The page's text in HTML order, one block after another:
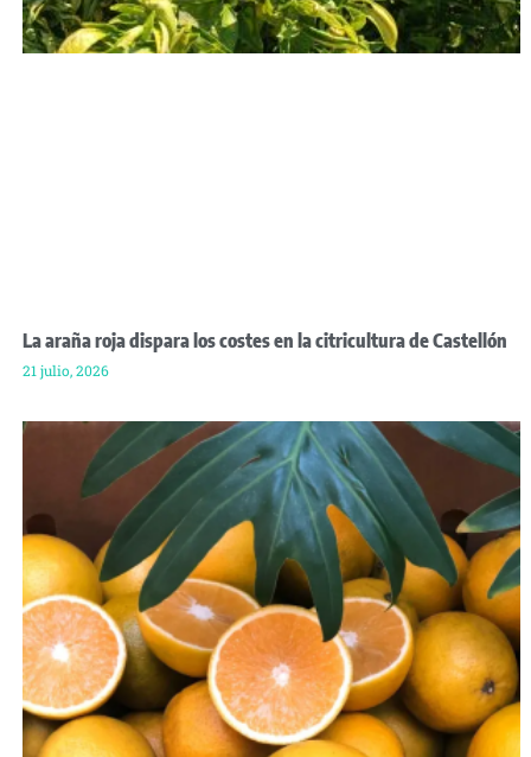
La araña roja dispara los costes en la citricultura de Castellón
21 julio, 2026